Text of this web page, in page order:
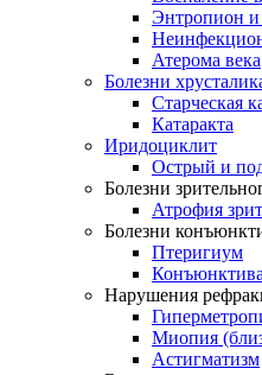
Энтропион и
Атерома века
Болезни
Старческая
Катаракта
Иридоциклит
Острый и
Болезни
Атрофия
Болезни
Птеригиум
Нарушения
Миопия
Астигматизм